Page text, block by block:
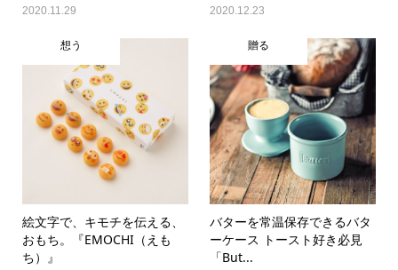
2020.11.29 2020.12.23
想う
絵文字で、キモチを伝える、
おもち。『EMOCHI（えも
ち）』
贈る
バターを常温保存できるバタ
ーケース トースト好き必見
「But...